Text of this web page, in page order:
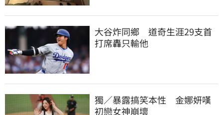
大谷炸同鄉　道奇生涯29支首
打席轟只輸他
獨／暴露搞笑本性　金娜妍嘆
初戀女神崩壞